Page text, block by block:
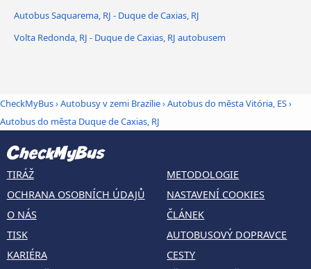
Autobus Saquarema, RJ - Duque de Caxias, RJ
Volta Redonda, RJ - Duque de Caxias, RJ autobusem
CheckMyBus›Autobusy v zemi Brazílie›Autobus do města Vitória, ES›
Autobus do města Duque de Caxias, RJ
TIRÁŽ
OCHRANA OSOBNÍCH ÚDAJŮ
O NÁS
TISK
KARIÉRA
METODOLOGIE
NASTAVENÍ COOKIES
ČLÁNEK
AUTOBUSOVÝ DOPRAVCE
CESTY